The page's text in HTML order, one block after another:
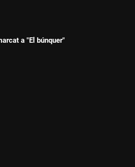
a "El búnquer"